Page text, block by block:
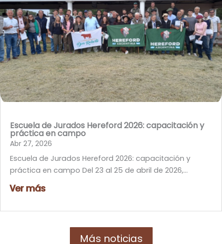
Escuela de Jurados Hereford 2026: capacitación y
práctica en campo
Abr 27, 2026
Escuela de Jurados Hereford 2026: capacitación y
práctica en campo Del 23 al 25 de abril de 2026,...
Ver más
Más noticias